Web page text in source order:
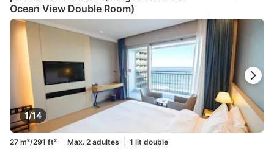
Ocean View Double Room)
1/14
27 m²/291 ft² Max. 2 adultes
1 lit double